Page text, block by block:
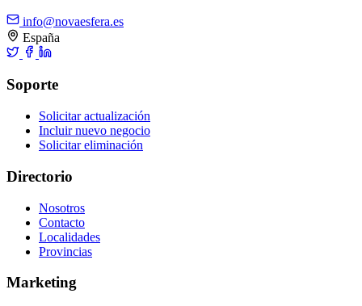
info@novaesfera.es
España
Soporte
Solicitar actualización
Incluir nuevo negocio
Solicitar eliminación
Directorio
Nosotros
Contacto
Localidades
Provincias
Marketing